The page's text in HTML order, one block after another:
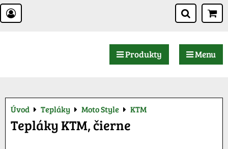
Produkty Menu
Úvod Tepláky Moto Style KTM
Tepláky KTM, čierne